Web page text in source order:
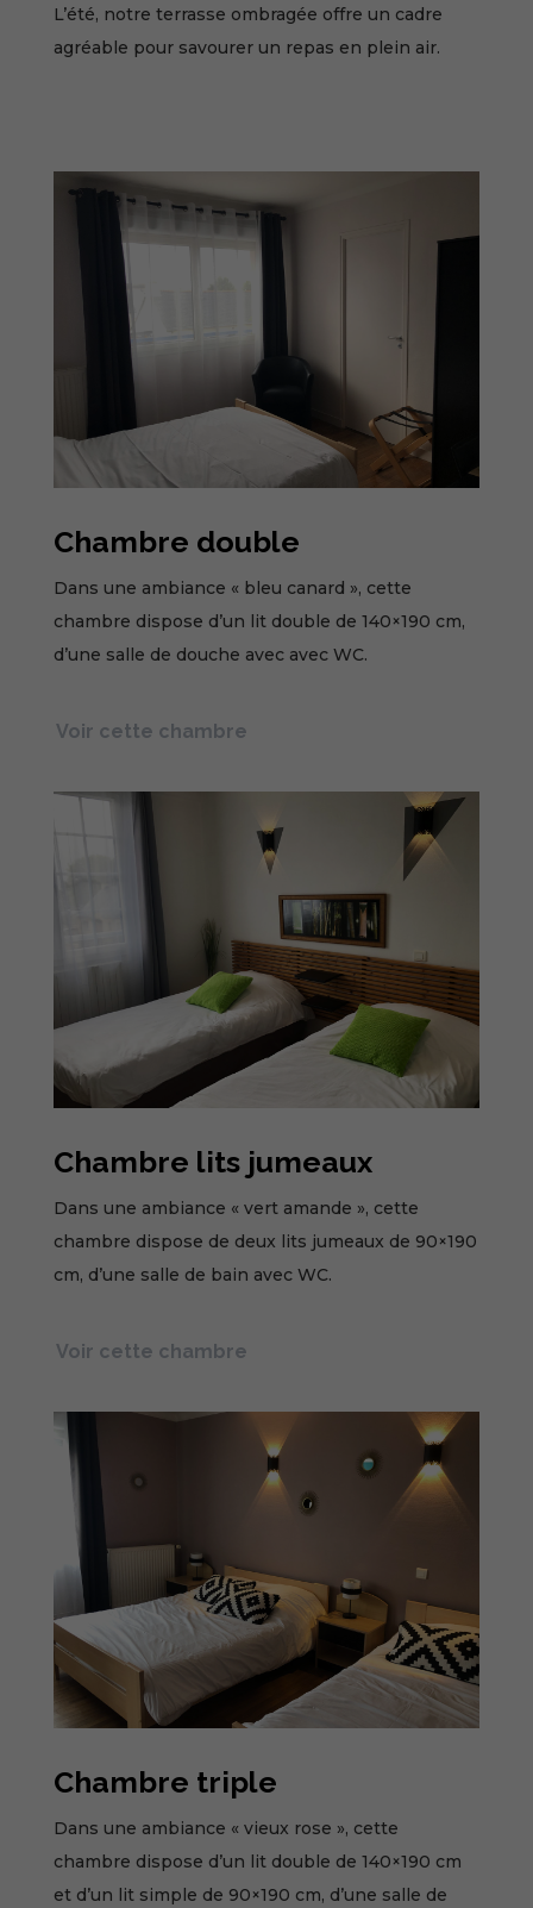
L’été, notre terrasse ombragée offre un cadre
agréable pour savourer un repas en plein air.
Chambre double
Dans une ambiance « bleu canard », cette
chambre dispose d’un lit double de 140×190 cm,
d’une salle de douche avec avec WC.
Voir cette chambre
Chambre lits jumeaux
Dans une ambiance « vert amande », cette
chambre dispose de deux lits jumeaux de 90×190
cm, d’une salle de bain avec WC.
Voir cette chambre
Chambre triple
Dans une ambiance « vieux rose », cette
chambre dispose d’un lit double de 140×190 cm
et d’un lit simple de 90×190 cm, d’une salle de